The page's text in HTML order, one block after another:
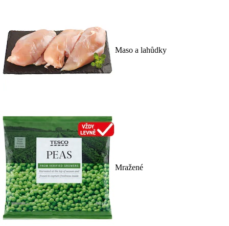
Maso a lahůdky
Mražené